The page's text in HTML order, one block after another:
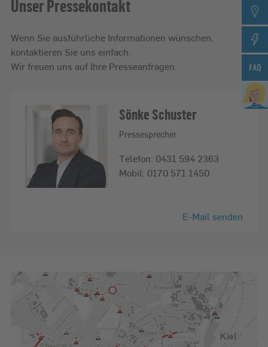
Unser Pressekontakt
Wenn Sie ausführliche Informationen wünschen,
kontaktieren Sie uns einfach.
Wir freuen uns auf Ihre Presseanfragen.
Sönke Schuster
Pressesprecher
Telefon: 0431 594 2363
Mobil: 0170 571 1450
E-Mail senden